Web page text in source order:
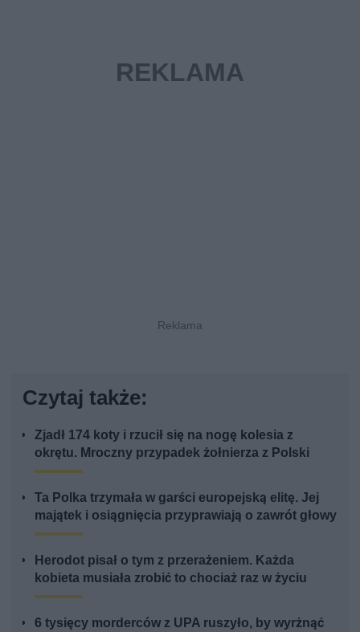
Czytaj także:
Zjadł 174 koty i rzucił się na nogę kolesia z
okrętu. Mroczny przypadek żołnierza z Polski
Ta Polka trzymała w garści europejską elitę. Jej
majątek i osiągnięcia przyprawiają o zawrót głowy
Herodot pisał o tym z przerażeniem. Każda
kobieta musiała zrobić to chociaż raz w życiu
6 tysięcy morderców z UPA ruszyło, by wyrżnąć